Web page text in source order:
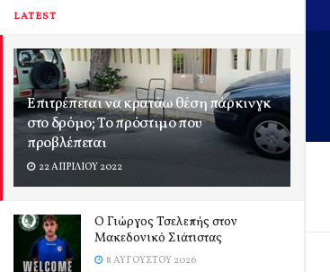
LATEST
Επιτρέπεται να κρατάω θέση πάρκινγκ
στο δρόμο; Το πρόστιμο που
προβλέπεται
22 ΑΠΡΙΛΊΟΥ 2022
Ο Γιώργος Τσελεπής στον
Μακεδονικό Σιάτιστας
8 ΑΥΓΟΎΣΤΟΥ 2026